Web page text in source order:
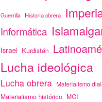
Guerrilla Historia obrera
Informática
Israel Kurdistán
Lucha ideológica
Lucha obrera Materialismo
Materialismo histórico MCI